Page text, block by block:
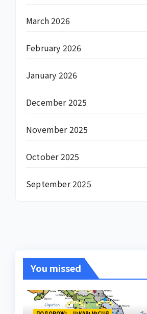
March 2026
February 2026
January 2026
December 2025
November 2025
October 2025
September 2025
You missed